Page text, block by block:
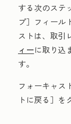
する次のステ
プ］ フィール
ストは、取引
ィーに取り込
す。
フォーキャス
トに戻る］ を